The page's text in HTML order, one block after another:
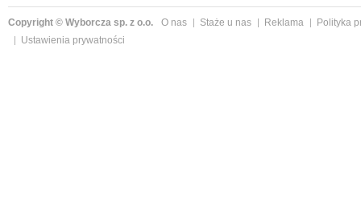
Copyright © Wyborcza sp. z o.o. O nas Staże u nas Reklama
Polityka
Ustawienia prywatności